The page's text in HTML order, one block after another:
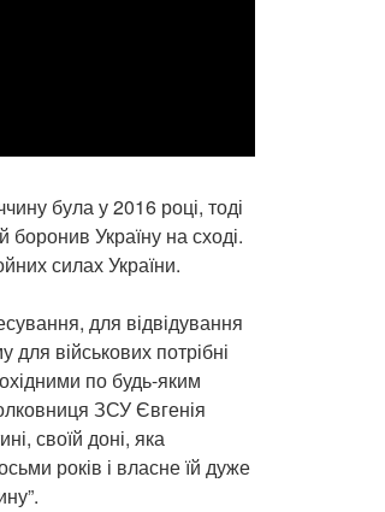
була у 2016 році, тоді
боронив Україну на сході.
силах України.
для відвідування
військових потрібні
по будь-яким
ЗСУ Євгенія
своїй доні, яка
років і власне їй дуже